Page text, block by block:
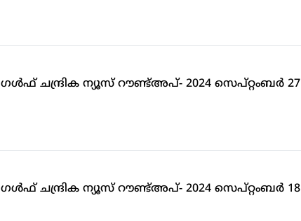
ഗള്‍ഫ് ചന്ദ്രിക ന്യൂസ് റൗണ്ട്അപ്- 2024 സെപ്റ്റംബര്‍ 27
ഗള്‍ഫ് ചന്ദ്രിക ന്യൂസ് റൗണ്ട്അപ്- 2024 സെപ്റ്റംബര്‍ 18